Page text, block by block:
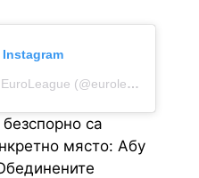
A post shared by Turkish Airlines EuroLeague (@euroleague)
са
място: Абу